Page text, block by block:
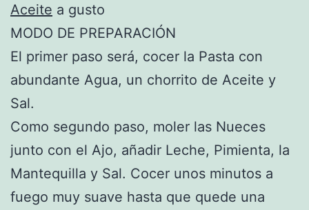
Aceite a gusto
MODO DE PREPARACIÓN
El primer paso será, cocer la Pasta con
abundante Agua, un chorrito de Aceite y
Sal.
Como segundo paso, moler las Nueces
junto con el Ajo, añadir Leche, Pimienta, la
Mantequilla y Sal. Cocer unos minutos a
fuego muy suave hasta que quede una